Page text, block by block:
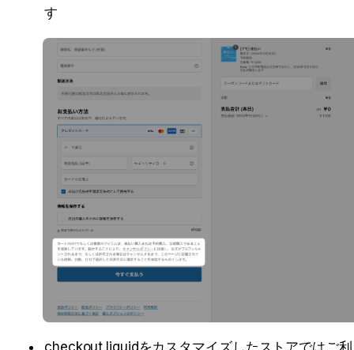
す
checkout.liquidをカスタマイズしたストアではご利